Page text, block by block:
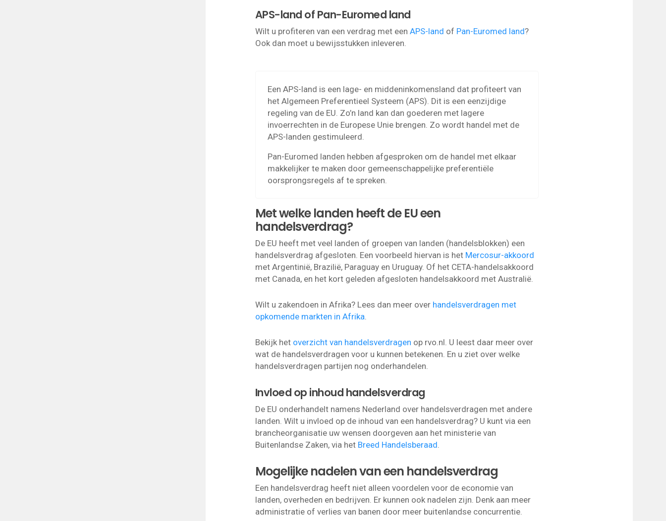
APS-land of Pan-Euromed land
Wilt u profiteren van een verdrag met een APS-land of Pan-Euromed land?
Ook dan moet u bewijsstukken inleveren.
Een APS-land is een lage- en middeninkomensland dat profiteert van
het Algemeen Preferentieel Systeem (APS). Dit is een eenzijdige
regeling van de EU. Zo’n land kan dan goederen met lagere
invoerrechten in de Europese Unie brengen. Zo wordt handel met de
APS-landen gestimuleerd.
Pan-Euromed landen hebben afgesproken om de handel met elkaar
makkelijker te maken door gemeenschappelijke preferentiële
oorsprongsregels af te spreken.
Met welke landen heeft de EU een
handelsverdrag?
De EU heeft met veel landen of groepen van landen (handelsblokken) een
handelsverdrag afgesloten. Een voorbeeld hiervan is het Mercosur-akkoord
met Argentinië, Brazilië, Paraguay en Uruguay. Of het CETA-handelsakkoord
met Canada, en het kort geleden afgesloten handelsakkoord met Australië.
Wilt u zakendoen in Afrika? Lees dan meer over handelsverdragen met
opkomende markten in Afrika
Bekijk het overzicht van handelsverdragen op rvo.nl. U leest daar meer over
wat de handelsverdragen voor u kunnen betekenen. En u ziet over welke
handelsverdragen partijen nog onderhandelen.
Invloed op inhoud handelsverdrag
De EU onderhandelt namens Nederland over handelsverdragen met andere
landen. Wilt u invloed op de inhoud van een handelsverdrag? U kunt via een
brancheorganisatie uw wensen doorgeven aan het ministerie van
Buitenlandse Zaken, via het Breed Handelsberaad
Mogelijke nadelen van een handelsverdrag
Een handelsverdrag heeft niet alleen voordelen voor de economie van
landen, overheden en bedrijven. Er kunnen ook nadelen zijn. Denk aan meer
administratie of verlies van banen door meer buitenlandse concurrentie.